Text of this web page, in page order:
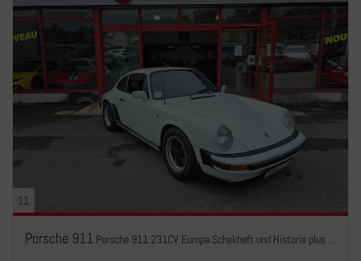
11
Porsche 911 Porsche 911 231CV Europa Schekheft und Historie plus carnet